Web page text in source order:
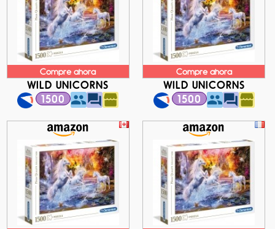
Compre ahora
WILD UNICORNS
1500
Compre ahora
WILD UNICORNS
1500